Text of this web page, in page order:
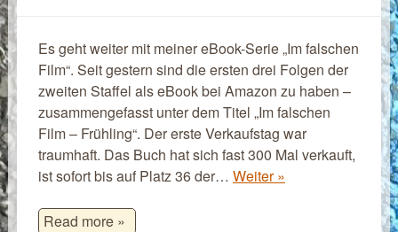
Es geht weiter mit meiner eBook-Serie „Im falschen
Film“. Seit gestern sind die ersten drei Folgen der
zweiten Staffel als eBook bei Amazon zu haben –
zusammengefasst unter dem Titel „Im falschen
Film – Frühling“. Der erste Verkaufstag war
traumhaft. Das Buch hat sich fast 300 Mal verkauft,
ist sofort bis auf Platz 36 der… Weiter »
Read more »